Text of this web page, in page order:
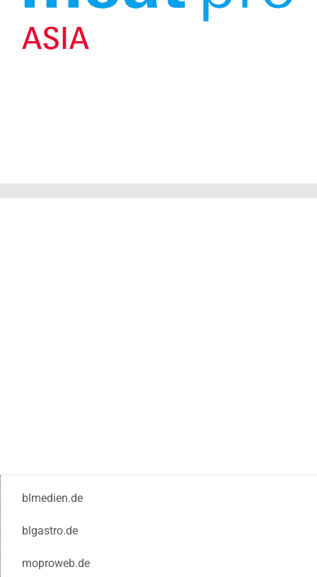
blmedien.de
blgastro.de
moproweb.de